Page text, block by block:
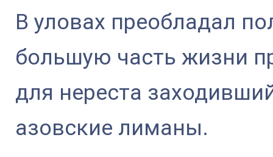
В уловах преобладал
большую часть жизни
для нереста
азовские лиманы.